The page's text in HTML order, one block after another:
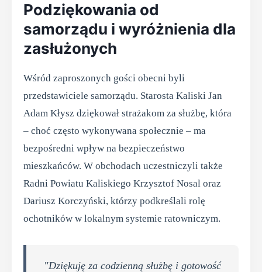
Podziękowania od
samorządu i wyróżnienia dla
zasłużonych
Wśród zaproszonych gości obecni byli
przedstawiciele samorządu. Starosta Kaliski Jan
Adam Kłysz dziękował strażakom za służbę, która
– choć często wykonywana społecznie – ma
bezpośredni wpływ na bezpieczeństwo
mieszkańców. W obchodach uczestniczyli także
Radni Powiatu Kaliskiego Krzysztof Nosal oraz
Dariusz Korczyński, którzy podkreślali rolę
ochotników w lokalnym systemie ratowniczym.
"Dziękuję za codzienną służbę i gotowość